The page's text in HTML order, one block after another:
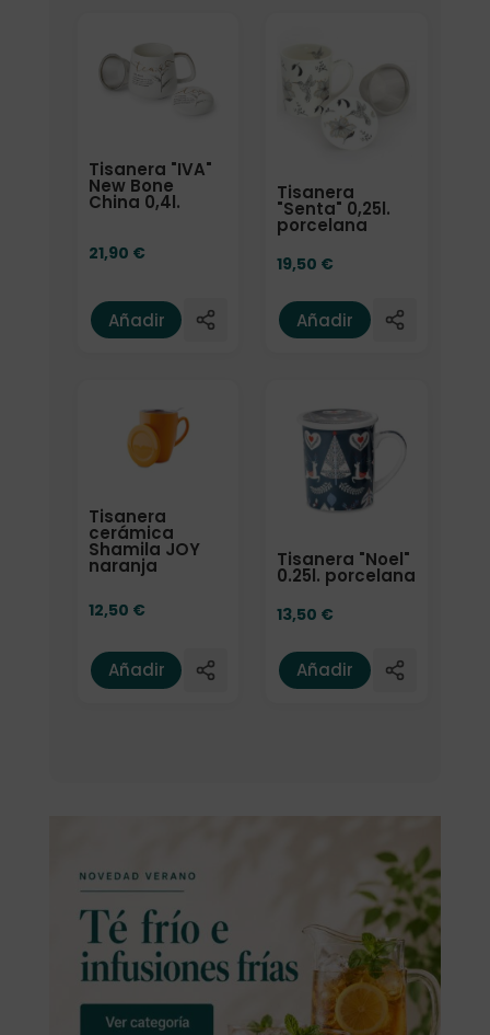
Tisanera "IVA"
New Bone
China 0,4l.
21,90 €
Añadir
Tisanera
"Senta" 0,25l.
porcelana
19,50 €
Añadir
Tisanera
cerámica
Shamila JOY
naranja
12,50 €
Añadir
Tisanera "Noel"
0.25l. porcelana
13,50 €
Añadir